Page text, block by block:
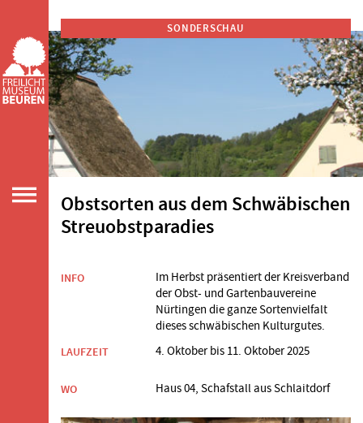
SONDERSCHAU
Obstsorten aus dem Schwäbischen
Streuobstparadies
INFO
Im Herbst präsentiert der Kreisverband
der Obst- und Gartenbauvereine
Nürtingen die ganze Sortenvielfalt
dieses schwäbischen Kulturgutes.
LAUFZEIT 4. Oktober bis 11. Oktober 2025
WO Haus 04, Schafstall aus Schlaitdorf